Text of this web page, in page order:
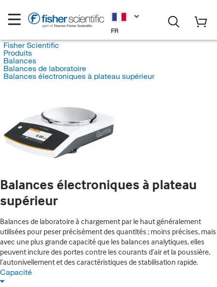
FR
Fisher Scientific
Produits
Balances
Balances de laboratoire
Balances électroniques à plateau supérieur
Balances électroniques à plateau
supérieur
Balances de laboratoire à chargement par le haut généralement
utilisées pour peser précisément des quantités ; moins précises, mais
avec une plus grande capacité que les balances analytiques, elles
peuvent inclure des portes contre les courants d’air et la poussière,
l’autonivellement et des caractéristiques de stabilisation rapide.
Capacité